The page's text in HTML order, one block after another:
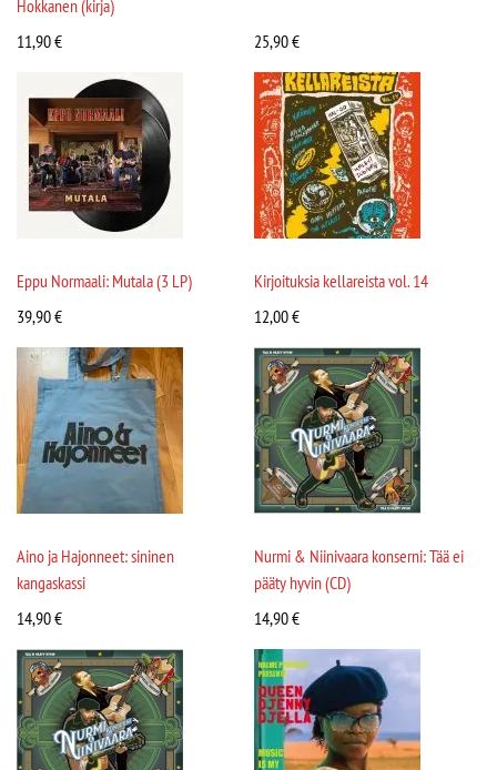
Hokkanen (kirja)
11,90€ 25,90€
Eppu Normaali: Mutala (3 LP)
39,90€
Kirjoituksia kellareista vol. 14
12,00€
Aino ja Hajonneet: sininen
kangaskassi
14,90€
Nurmi & Niinivaara konserni: Tää ei
pääty hyvin (CD)
14,90€